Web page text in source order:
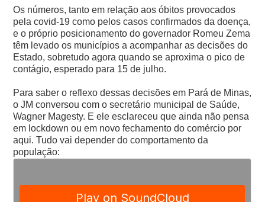
Os números, tanto em relação aos óbitos provocados
pela covid-19 como pelos casos confirmados da doença,
e o próprio posicionamento do governador Romeu Zema
têm levado os municípios a acompanhar as decisões do
Estado, sobretudo agora quando se aproxima o pico de
contágio, esperado para 15 de julho.
Para saber o reflexo dessas decisões em Pará de Minas,
o JM conversou com o secretário municipal de Saúde,
Wagner Magesty. E ele esclareceu que ainda não pensa
em lockdown ou em novo fechamento do comércio por
aqui. Tudo vai depender do comportamento da
população: